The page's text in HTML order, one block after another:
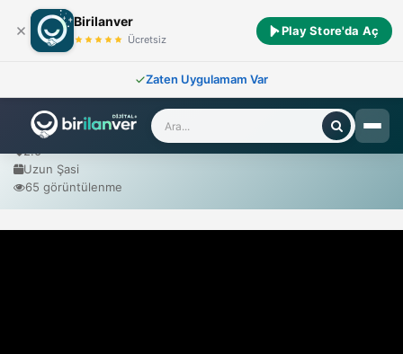
Ana Sayfa / Sıfır Araçlar Maxsus
Maxsus Deliver 7 2.0 Uzun Şasi
2025 Model
2.0
Uzun Şasi
65 görüntülenme
Birilanver
Ücretsiz
Play Store'da Aç
Zaten Uygulamam Var